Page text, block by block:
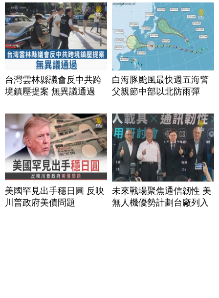
台灣雲林縣議會反中共跨
境鎮壓提案 無異議通過
白海豚颱風最快週五海警
父親節中部以北防雨彈
美國罕見出手穩日圓 反映
川普政府美債問題
未來戰場聚焦通信韌性 美
無人機優勢計劃台廠列入